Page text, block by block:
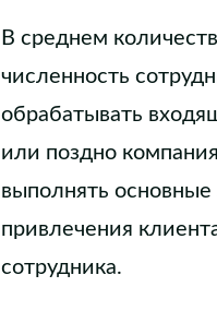
В среднем
численность
обрабатывать
или поздно
выполнять
привлечения
сотрудника.